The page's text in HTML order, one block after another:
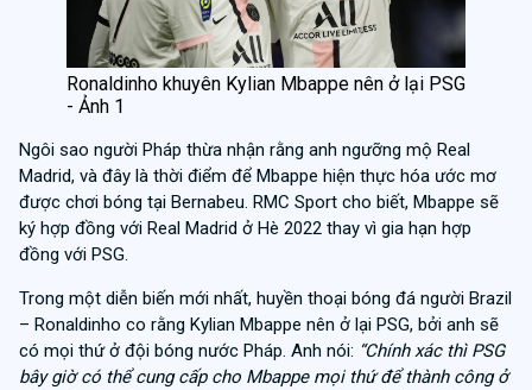
Ronaldinho khuyên Kylian Mbappe nên ở lại PSG
- Ảnh 1
Ngôi sao người Pháp thừa nhận rằng anh ngưỡng mộ Real
Madrid, và đây là thời điểm để Mbappe hiện thực hóa ước mơ
được chơi bóng tại Bernabeu. RMC Sport cho biết, Mbappe sẽ
ký hợp đồng với Real Madrid ở Hè 2022 thay vì gia hạn hợp
đồng với PSG.
Trong một diễn biến mới nhất, huyền thoại bóng đá người Brazil
– Ronaldinho co rằng Kylian Mbappe nên ở lại PSG, bởi anh sẽ
có mọi thứ ở đội bóng nước Pháp. Anh nói: “Chính xác thì PSG
bây giờ có thể cung cấp cho Mbappe mọi thứ để thành công ở